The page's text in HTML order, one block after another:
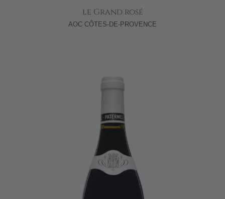
le Grand rosé
AOC CÔTES-DE-PROVENCE